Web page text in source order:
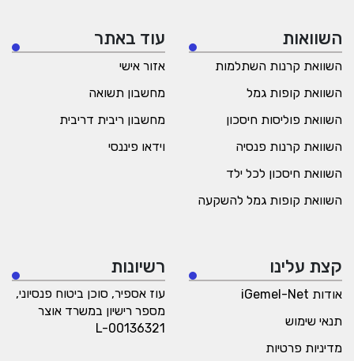
השוואות
השוואת קרנות השתלמות
השוואת קופות גמל
השוואת פוליסות חיסכון
השוואת קרנות פנסיה
השוואת חיסכון לכל ילד
השוואת קופות גמל להשקעה
עוד באתר
אזור אישי
מחשבון תשואה
מחשבון ריבית דריבית
וידאו פיננסי
קצת עלינו
אודות iGemel-Net
תנאי שימוש
מדיניות פרטיות
רשיונות
עוז אספיר, סוכן ביטוח פנסיוני,
מספר רישיון במשרד אוצר
L-00136321